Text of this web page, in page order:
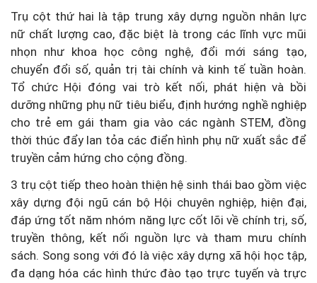
Trụ cột thứ hai là tập trung xây dựng nguồn nhân lực
nữ chất lượng cao, đặc biệt là trong các lĩnh vực mũi
nhọn như khoa học công nghệ, đổi mới sáng tạo,
chuyển đổi số, quản trị tài chính và kinh tế tuần hoàn.
Tổ chức Hội đóng vai trò kết nối, phát hiện và bồi
dưỡng những phụ nữ tiêu biểu, định hướng nghề nghiệp
cho trẻ em gái tham gia vào các ngành STEM, đồng
thời thúc đẩy lan tỏa các điển hình phụ nữ xuất sắc để
truyền cảm hứng cho cộng đồng.
3 trụ cột tiếp theo hoàn thiện hệ sinh thái bao gồm việc
xây dựng đội ngũ cán bộ Hội chuyên nghiệp, hiện đại,
đáp ứng tốt năm nhóm năng lực cốt lõi về chính trị, số,
truyền thông, kết nối nguồn lực và tham mưu chính
sách. Song song với đó là việc xây dựng xã hội học tập,
đa dạng hóa các hình thức đào tạo trực tuyến và trực